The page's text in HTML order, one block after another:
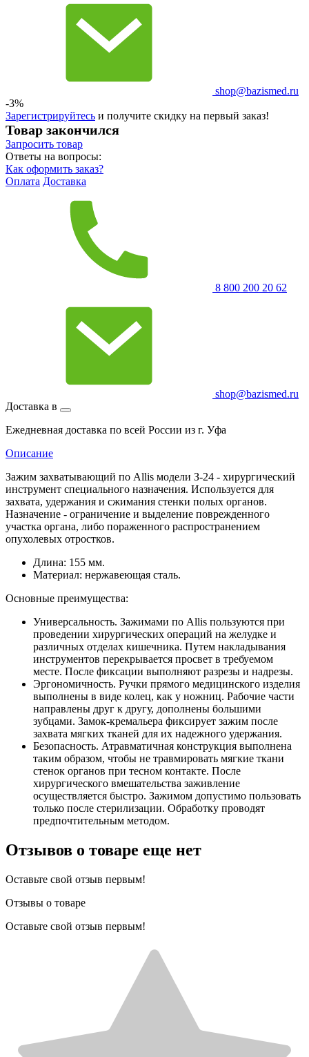
shop@bazismed.ru
-3%
Зарегистрируйтесь и получите скидку на первый заказ!
Товар закончился
Запросить товар
Ответы на вопросы:
Как оформить заказ?
Оплата Доставка
8 800 200 20 62
shop@bazismed.ru
Доставка в
Ежедневная доставка по всей России из г. Уфа
Описание
Зажим захватывающий по Allis модели З-24 - хирургический
инструмент специального назначения. Используется для
захвата, удержания и сжимания стенки полых органов.
Назначение - ограничение и выделение поврежденного
участка органа, либо пораженного распространением
опухолевых отростков.
Длина: 155 мм.
Материал: нержавеющая сталь.
Основные преимущества:
Универсальность. Зажимами по Allis пользуются при
проведении хирургических операций на желудке и
различных отделах кишечника. Путем накладывания
инструментов перекрывается просвет в требуемом
месте. После фиксации выполняют разрезы и надрезы.
Эргономичность. Ручки прямого медицинского изделия
выполнены в виде колец, как у ножниц. Рабочие части
направлены друг к другу, дополнены большими
зубцами. Замок-кремальера фиксирует зажим после
захвата мягких тканей для их надежного удержания.
Безопасность. Атравматичная конструкция выполнена
таким образом, чтобы не травмировать мягкие ткани
стенок органов при тесном контакте. После
хирургического вмешательства заживление
осуществляется быстро. Зажимом допустимо пользовать
только после стерилизации. Обработку проводят
предпочтительным методом.
Отзывов о товаре еще нет
Оставьте свой отзыв первым!
Отзывы о товаре
Оставьте свой отзыв первым!